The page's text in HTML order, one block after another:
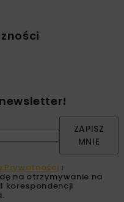
ZAPISZ
MNIE
Prywatności i
na otrzymywanie na
korespondencji